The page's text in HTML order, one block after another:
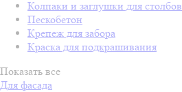
Колпаки и заглушки для столбов
Пескобетон
Крепеж для забора
Краска для подкрашивания
Показать все
Для фасада